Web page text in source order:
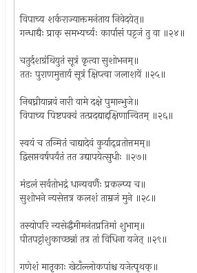
विपाच्य शर्कराज्याक्तमनंताय निवेदयेत्॥
गन्धाद्यैः प्राक् समभ्यर्च्यः कार्पासं पट्टजं तु वा ॥२४॥
चतुर्दशग्रंथियुतं सूत्रं कृत्वा सुशोभनम्॥
ततः पुराणमुत्तार्य सूत्रं क्षिप्त्वा जलाशयें ॥२५॥
निबघ्नीयान्नवं नारी वामे दक्षे पुमान्भुजे॥
विपाच्य पिष्टपक्वं तत्प्रदद्याद्दक्षिणान्वितम् ॥२६॥
स्वयं च तन्मितं चाद्यादेवं कुर्याद्व्रतोत्तमम्॥
द्विसप्तवर्षपर्यंतं तत उद्यापयेत्सुधीः ॥२७॥
मंडलं सर्वतोभद्रं धान्यवर्णैः प्रकल्प्य च॥
सुशोभने न्यसेत्तत्र कलशं ताम्रजं मुने ॥२८॥
तस्योपरि न्यसेद्धैमीमनंतप्रतिमां शुभाम्॥
पीतपट्टांशुकाच्छन्नां तत्र तां विधिना यजेत् ॥२९॥
गणेशं मातृकाः खेटाँल्लोकपांश्च यजेत्पृथक्॥